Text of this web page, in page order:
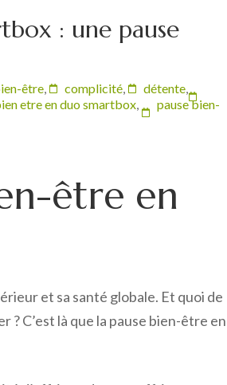
: une pause
être, complicité, détente,
etre en duo smartbox,
pause bien-
être en
et sa santé globale. Et quoi de
C’est là que la pause bien-être en